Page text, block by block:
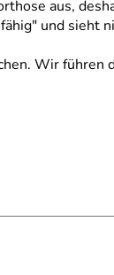
aus,
und sieht
Wir führen